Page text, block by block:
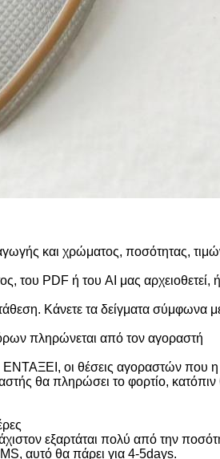
και χρώματος, ποσότητας,
του PDF ή του AI μας αρχειοθετεί,
Κάνετε τα δείγματα σύμφωνα
πληρώνεται από τον αγοραστή
ΕΝΤΑΞΕΙ, οι θέσεις αγοραστών που
θα πληρώσει το φορτίο,
εξαρτάται πολύ από την
αυτό θα πάρει για 4-5days.